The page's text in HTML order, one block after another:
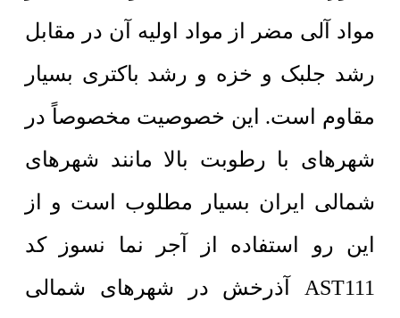
مواد آلی مضر از مواد اولیه آن در مقابل
رشد جلبک و خزه و رشد باکتری بسیار
مقاوم است. این خصوصیت مخصوصاً در
شهرهای با رطوبت بالا مانند شهرهای
شمالی ایران بسیار مطلوب است و از
این رو استفاده از آجر نما نسوز کد
AST111 آذرخش در شهرهای شمالی